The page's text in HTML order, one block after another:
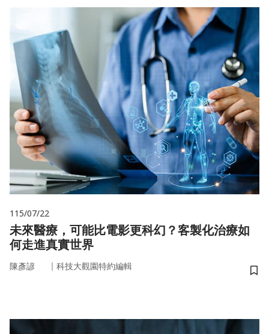
115/07/22
未來醫療，可能比電影更科幻？客製化治療如
何走進真實世界
陳彥諺 ｜ 科技大觀園特約編輯
儲